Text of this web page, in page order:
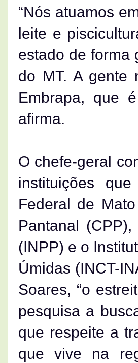
“Nós atuamos
leite e
estado de forma
do MT. A gente
Embrapa, que
afirma.
O chefe-geral
instituições
Federal de
Pantanal
(INPP) e o
Úmidas (INCT-
Soares, “o
pesquisa a
que respeite a
que vive na